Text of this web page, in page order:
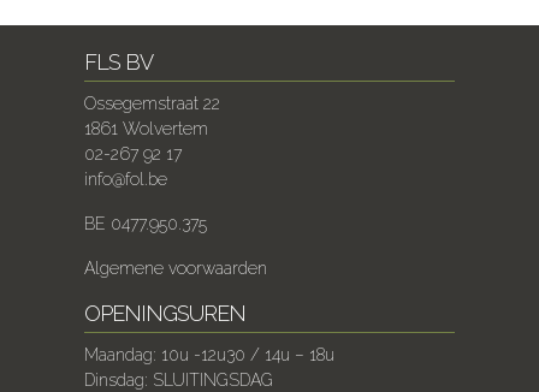
FLS BV
Ossegemstraat 22
1861 Wolvertem
02-267 92 17
info@fol.be
BE 0477.950.375
Algemene voorwaarden
OPENINGSUREN
Maandag: 10u -12u30 / 14u – 18u
Dinsdag: SLUITINGSDAG